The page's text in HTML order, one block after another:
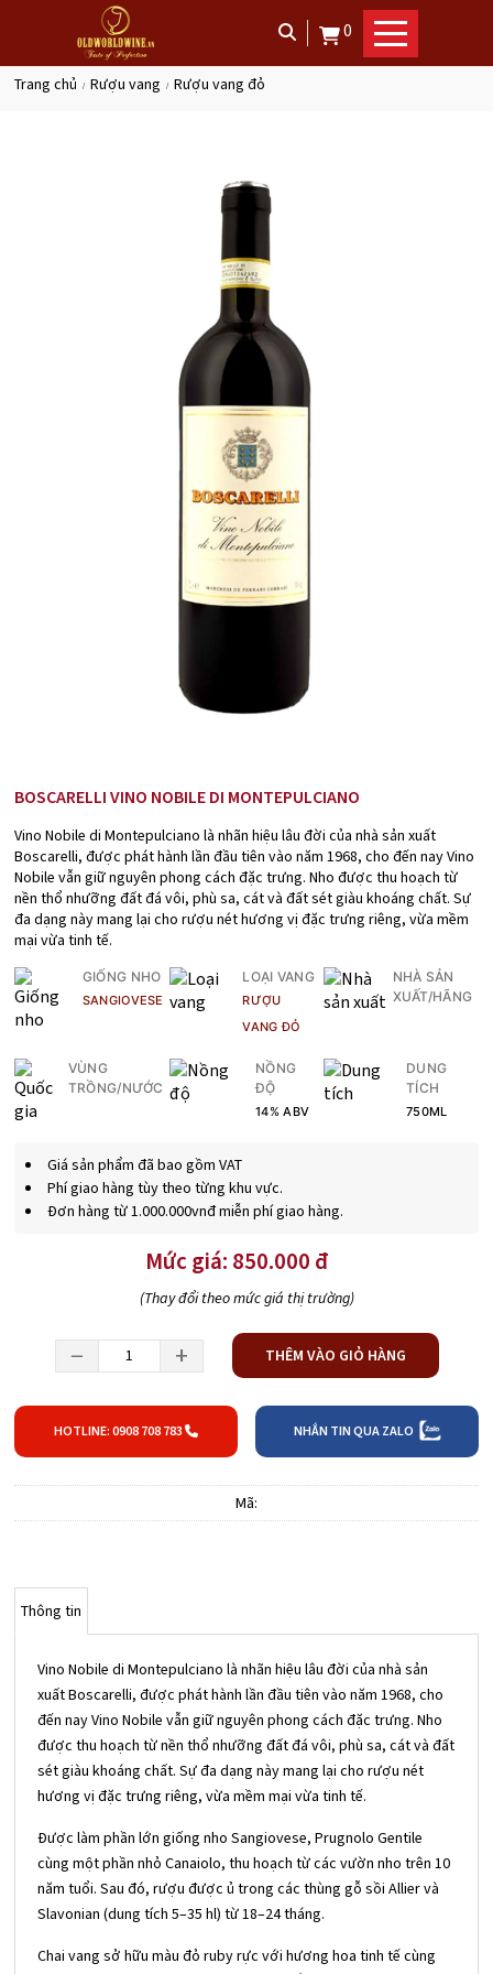
0
trang chủ rượu vang rượu vang đỏ
BOSCARELLI VINO NOBILE DI MONTEPULCIANO
Vino Nobile di Montepulciano là nhãn hiệu lâu đời của nhà sản xuất
Boscarelli, được phát hành lần đầu tiên vào năm 1968, cho đến nay Vino
Nobile vẫn giữ nguyên phong cách đặc trưng. Nho được thu hoạch từ
nền thổ nhưỡng đất đá vôi, phù sa, cát và đất sét giàu khoáng chất. Sự
đa dạng này mang lại cho rượu nét hương vị đặc trưng riêng, vừa mềm
mại vừa tinh tế.
GIỐNG NHO
SANGIOVESE
LOẠI VANG
RƯỢU
VANG ĐỎ
NHÀ SẢN
XUẤT/HÃNG
VÙNG
TRỒNG/NƯỚC
NỒNG
ĐỘ
14% ABV
DUNG
TÍCH
750ML
Giá sản phẩm đã bao gồm VAT
Phí giao hàng tùy theo từng khu vực.
Đơn hàng từ 1.000.000vnđ miễn phí giao hàng.
Mức giá: 850.000 đ
(Thay đổi theo mức giá thị trường)
− + THÊM VÀO GIỎ HÀNG
HOTLINE: 0908 708 783 NHẮN TIN QUA ZALO
Mã:
Thông tin
Vino Nobile di Montepulciano là nhãn hiệu lâu đời của nhà sản
xuất Boscarelli, được phát hành lần đầu tiên vào năm 1968, cho
đến nay Vino Nobile vẫn giữ nguyên phong cách đặc trưng. Nho
được thu hoạch từ nền thổ nhưỡng đất đá vôi, phù sa, cát và đất
sét giàu khoáng chất. Sự đa dạng này mang lại cho rượu nét
hương vị đặc trưng riêng, vừa mềm mại vừa tinh tế.
Được làm phần lớn giống nho Sangiovese, Prugnolo Gentile
cùng một phần nhỏ Canaiolo, thu hoạch từ các vườn nho trên 10
năm tuổi. Sau đó, rượu được ủ trong các thùng gỗ sồi Allier và
Slavonian (dung tích 5–35 hl) từ 18–24 tháng.
Chai vang sở hữu màu đỏ ruby rực với hương hoa tinh tế cùng